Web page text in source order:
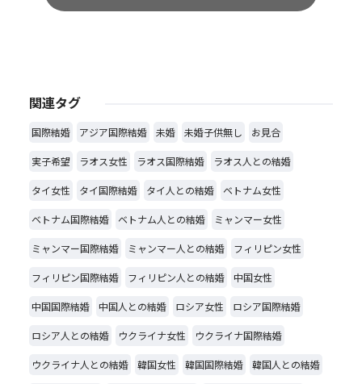
関連タグ
国際結婚 アジア国際結婚 未婚 未婚子供無し お見合
実子希望 ラオス女性 ラオス国際結婚 ラオス人との結婚
タイ女性 タイ国際結婚 タイ人との結婚 ベトナム女性
ベトナム国際結婚 ベトナム人との結婚 ミャンマー女性
ミャンマー国際結婚 ミャンマー人との結婚 フィリピン女性
フィリピン国際結婚 フィリピン人との結婚 中国女性
中国国際結婚 中国人との結婚 ロシア女性 ロシア国際結婚
ロシア人との結婚 ウクライナ女性 ウクライナ国際結婚
ウクライナ人との結婚 韓国女性 韓国国際結婚 韓国人との結婚